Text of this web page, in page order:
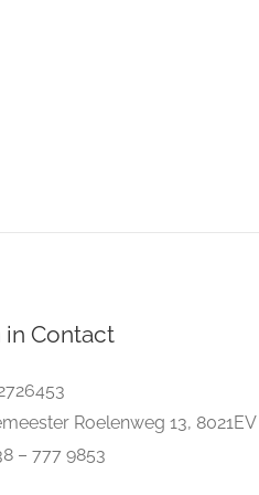
in Contact
Roelenweg 13,
– 777 9853